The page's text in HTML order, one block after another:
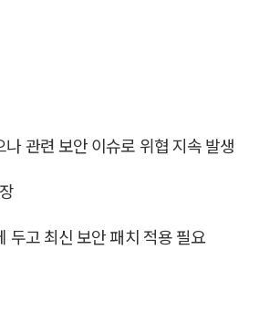
관련 보안 이슈로 위협 지속 발생
두고 최신 보안 패치 적용 필요